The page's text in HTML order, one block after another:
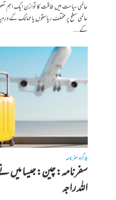
عالمی سیاست میں طاقت کا توازن ایک اہم
عالمی سطح پر مختلف ریاستوں یا ممالک کے
کے...
بلاگز•سفرنامہ
اللہ راجہ